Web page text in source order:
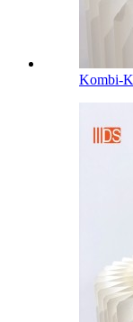
Kombi-